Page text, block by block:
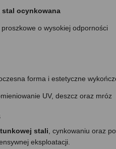
stal ocynkowana
proszkowe o wysokiej odporności
forma i estetyczne
UV, deszcz oraz mróz
stali , cynkowaniu oraz
eksploatacji.